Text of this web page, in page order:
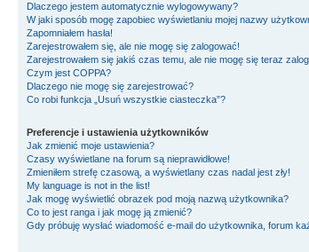
Dlaczego jestem automatycznie wylogowywany?
W jaki sposób mogę zapobiec wyświetlaniu mojej nazwy
Zapomniałem hasła!
Zarejestrowałem się, ale nie mogę się zalogować!
Zarejestrowałem się jakiś czas temu, ale nie mogę się teraz
Czym jest COPPA?
Dlaczego nie mogę się zarejestrować?
Co robi funkcja „Usuń wszystkie ciasteczka”?
Preferencje i ustawienia użytkowników
Jak zmienić moje ustawienia?
Czasy wyświetlane na forum są nieprawidłowe!
Zmieniłem strefę czasową, a wyświetlany czas nadal jest zły!
My language is not in the list!
Jak mogę wyświetlić obrazek pod moją nazwą użytkownika?
Co to jest ranga i jak mogę ją zmienić?
Gdy próbuję wysłać wiadomość e-mail do użytkownika, forum